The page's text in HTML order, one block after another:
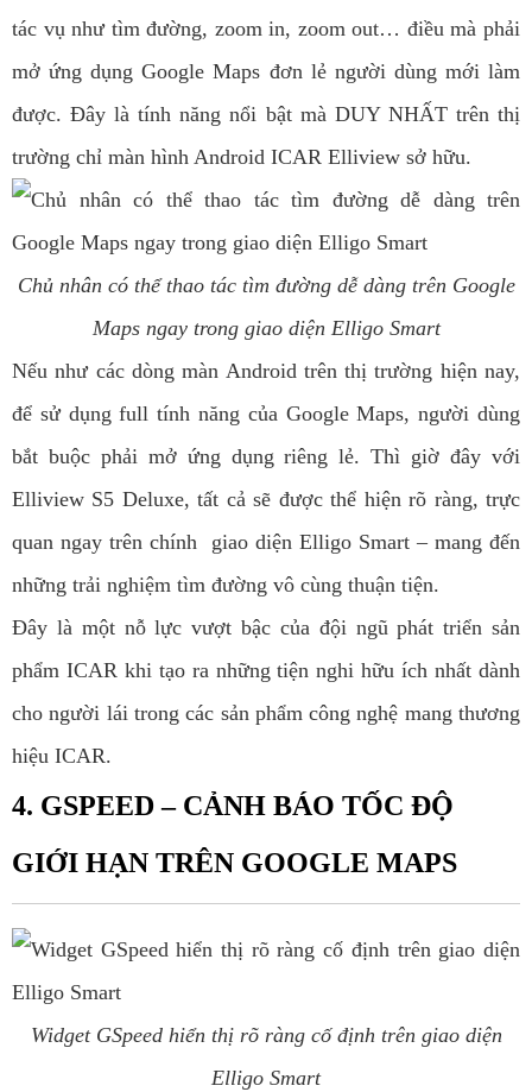
tác vụ như tìm đường, zoom in, zoom out… điều mà phải
mở ứng dụng Google Maps đơn lẻ người dùng mới làm
được. Đây là tính năng nổi bật mà DUY NHẤT trên thị
trường chỉ màn hình Android ICAR Elliview sở hữu.
Chủ nhân có thể thao tác tìm đường dễ dàng trên Google
Maps ngay trong giao diện Elligo Smart
Nếu như các dòng màn Android trên thị trường hiện nay,
để sử dụng full tính năng của Google Maps, người dùng
bắt buộc phải mở ứng dụng riêng lẻ. Thì giờ đây với
Elliview S5 Deluxe, tất cả sẽ được thể hiện rõ ràng, trực
quan ngay trên chính giao diện Elligo Smart – mang đến
những trải nghiệm tìm đường vô cùng thuận tiện.
Đây là một nỗ lực vượt bậc của đội ngũ phát triển sản
phẩm ICAR khi tạo ra những tiện nghi hữu ích nhất dành
cho người lái trong các sản phẩm công nghệ mang thương
hiệu ICAR.
4. GSPEED – CẢNH BÁO TỐC ĐỘ
GIỚI HẠN TRÊN GOOGLE MAPS
Widget GSpeed hiển thị rõ ràng cố định trên giao diện
Elligo Smart